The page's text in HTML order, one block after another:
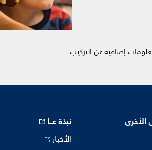
الأخرى نبذة عنا
الأخبار